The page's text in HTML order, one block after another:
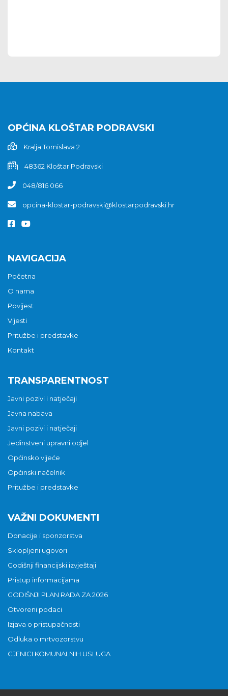
OPĆINA KLOŠTAR PODRAVSKI
Kralja Tomislava 2
48362 Kloštar Podravski
048/816 066
opcina-klostar-podravski@klostarpodravski.hr
NAVIGACIJA
Početna
O nama
Povijest
Vijesti
Pritužbe i predstavke
Kontakt
TRANSPARENTNOST
Javni pozivi i natječaji
Javna nabava
Javni pozivi i natječaji
Jedinstveni upravni odjel
Općinsko vijeće
Općinski načelnik
Pritužbe i predstavke
VAŽNI DOKUMENTI
Donacije i sponzorstva
Sklopljeni ugovori
Godišnji financijski izvještaji
Pristup informacijama
GODIŠNJI PLAN RADA ZA 2026
Otvoreni podaci
Izjava o pristupačnosti
Odluka o mrtvozorstvu
CJENICI KOMUNALNIH USLUGA